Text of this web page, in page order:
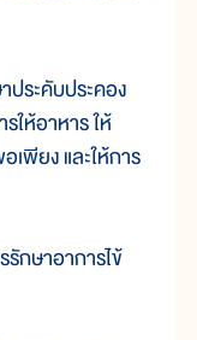
ระคับประคอง
ให้อาหาร ให้
เพียง และให้การ
ษาอาการไข้